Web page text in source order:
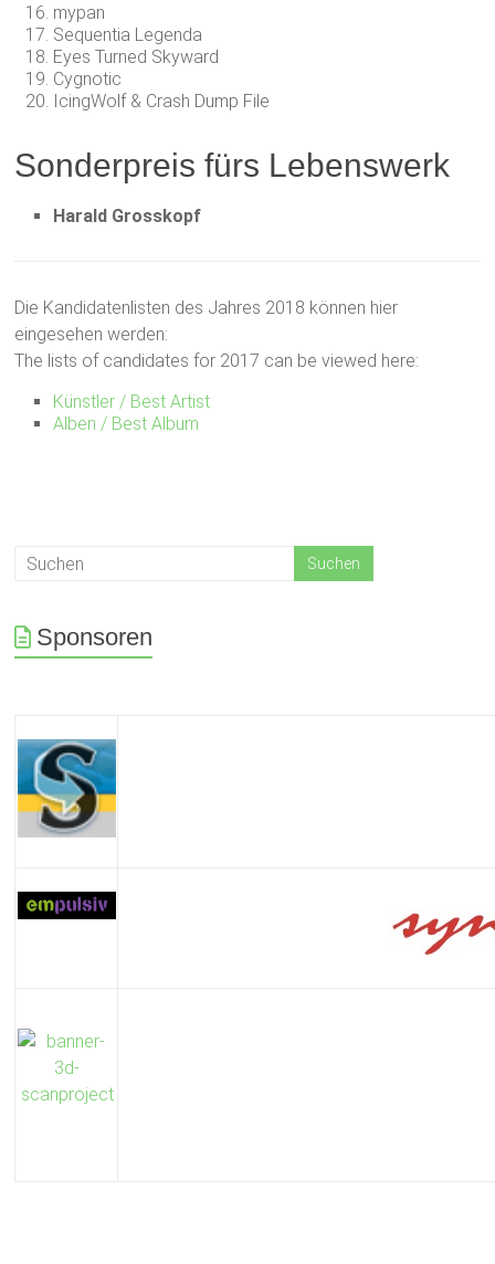
mypan
Sequentia Legenda
Eyes Turned Skyward
Cygnotic
IcingWolf & Crash Dump File
Sonderpreis fürs Lebenswerk
Harald Grosskopf
Die Kandidatenlisten des Jahres 2018 können hier
eingesehen werden:
The lists of candidates for 2017 can be viewed here:
Künstler / Best Artist
Alben / Best Album
Sponsoren